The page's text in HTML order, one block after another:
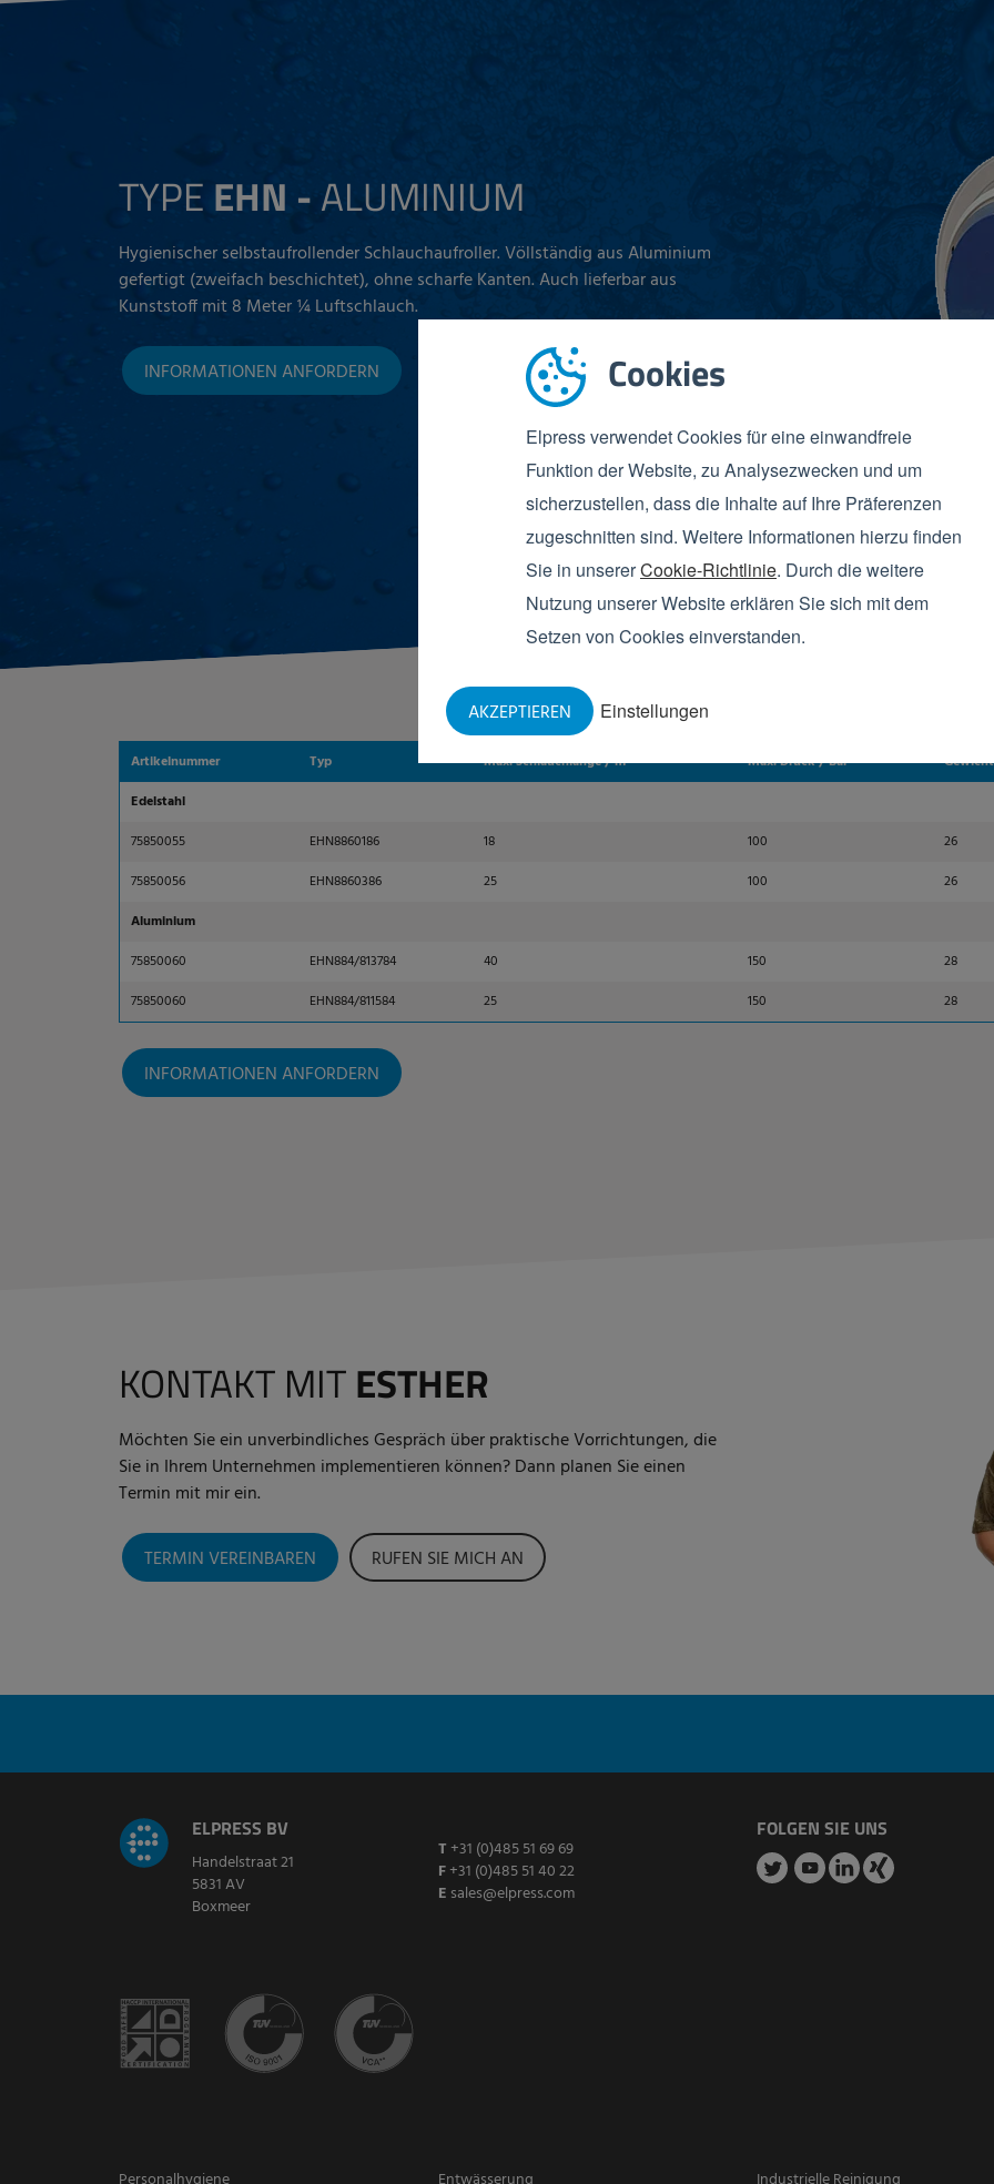
Cookies
Elpress verwendet Cookies für eine einwandfreie
Funktion der Website, zu Analysezwecken und um
sicherzustellen, dass die Inhalte auf Ihre Präferenzen
zugeschnitten sind. Weitere Informationen hierzu finden
Sie in unsererCookie-Richtlinie. Durch die weitere
Nutzung unserer Website erklären Sie sich mit dem
Setzen von Cookies einverstanden.
Einstellungen
AKZEPTIEREN
TYPE EHN -ALUMINIUM
Hygienischer selbstaufrollender Schlauchaufroller. Völlständig aus Aluminium
gefertigt (zweifach beschichtet), ohne scharfe Kanten. Auch lieferbar aus
Kunststoff mit 8 Meter ¼ Luftschlauch.
INFORMATIONEN ANFORDERN
Artikelnummer Typ Max. Schlauchlänge / m Max. Druck / Bar
Gewicht
Edelstahl
75850055
EHN8860186 18 100
26
75850056
EHN8860386 25 100
26
Aluminium
75850060
EHN884/813784 40 150
28
75850060
EHN884/811584 25 150 28
INFORMATIONEN ANFORDERN
KONTAKT MITESTHER
Möchten Sie ein unverbindliches Gespräch über praktische Vorrichtungen, die
Sie in Ihrem Unternehmen implementieren können? Dann planen Sie einen
Termin mit mir ein.
TERMIN VEREINBAREN RUFEN SIE MICH AN
ELPRESS BV
Handelstraat 21
5831 AV
Boxmeer
T +31 (0)485 51 69 69
F+31 (0)485 51 40 22
E sales@elpress.com
FOLGEN SIE UNS